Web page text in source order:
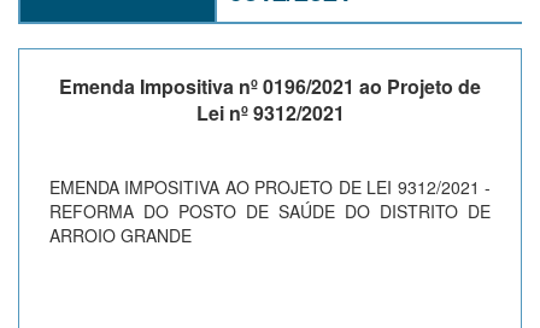
Emenda Impositiva nº 0196/2021 ao Projeto de
Lei nº 9312/2021
EMENDA IMPOSITIVA AO PROJETO DE LEI 9312/2021 -
REFORMA DO POSTO DE SAÚDE DO DISTRITO DE
ARROIO GRANDE